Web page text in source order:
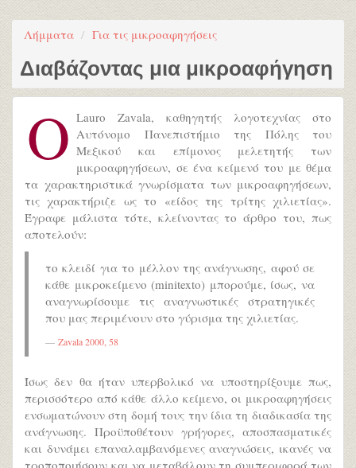
Λήμματα Για τις μικροαφηγήσεις
Διαβάζοντας μια μικροαφήγηση
Ο Lauro Zavala, καθηγητής λογοτεχνίας στο
Αυτόνομο Πανεπιστήμιο της Πόλης του
Μεξικού και επίμονος μελετητής των
μικροαφηγήσεων, σε ένα κείμενό του με θέμα
τα χαρακτηριστικά γνωρίσματα των μικροαφηγήσεων,
τις χαρακτήριζε ως το «είδος της τρίτης χιλιετίας».
Έγραφε μάλιστα τότε, κλείνοντας το άρθρο του, πως
αποτελούν:
το κλειδί για το μέλλον της ανάγνωσης, αφού σε
κάθε μικροκείμενο (minitexto) μπορούμε, ίσως, να
αναγνωρίσουμε τις αναγνωστικές στρατηγικές
που μας περιμένουν στο γύρισμα της χιλιετίας.
Zavala 2000, 58
Ίσως δεν θα ήταν υπερβολικό να υποστηρίξουμε πως,
περισσότερο από κάθε άλλο κείμενο, οι μικροαφηγήσεις
ενσωματώνουν στη δομή τους την ίδια τη διαδικασία της
ανάγνωσης. Προϋποθέτουν γρήγορες, αποσπασματικές
και δυνάμει επαναλαμβανόμενες αναγνώσεις, ικανές να
τροποποιήσουν και να μεταβάλουν τη συμπεριφορά των